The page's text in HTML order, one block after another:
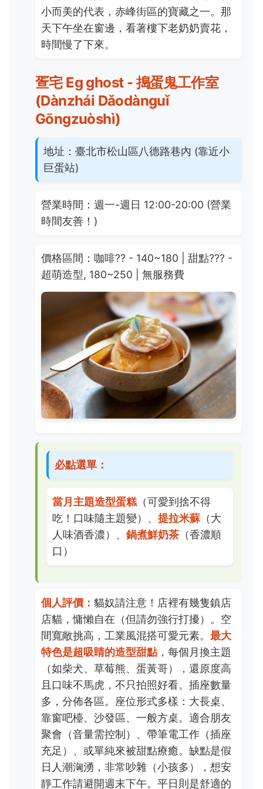
小而美的代表，赤峰街區的寶藏之一。那
天下午坐在窗邊，看著樓下老奶奶賣花，
時間慢了下來。
疍宅 Eg ghost - 搗蛋鬼工作室
(Dànzhái Dǎodànguǐ
Gōngzuòshì)
地址： 臺北市松山區八德路巷內 (靠近小
巨蛋站)
營業時間： 週一-週日 12:00-20:00 (營業
時間友善！)
價格區間： 咖啡?? - 140~180 | 甜點??? -
超萌造型, 180~250 | 無服務費
必點選單：
當月主題造型蛋糕 （可愛到捨不得
吃！口味隨主題變）、 提拉米蘇（大
人味酒香濃）、 鍋煮鮮奶茶 （香濃順
口）
個人評價： 貓奴請注意！店裡有幾隻鎮店
店貓，慵懶自在（但請勿強行打擾）。空
間寬敞挑高，工業風混搭可愛元素。 最大
特色是超吸睛的造型甜點 ，每個月換主題
（如柴犬、草莓熊、蛋黃哥），還原度高
且口味不馬虎，不只拍照好看。插座數量
多，分佈各區。座位形式多樣：大長桌、
靠窗吧檯、沙發區、一般方桌。適合朋友
聚會（音量需控制）、帶筆電工作（插座
充足）、或單純來被甜點療癒。缺點是假
日人潮洶湧，非常吵雜（小孩多），想安
靜工作請避開週末下午。平日則是舒適的